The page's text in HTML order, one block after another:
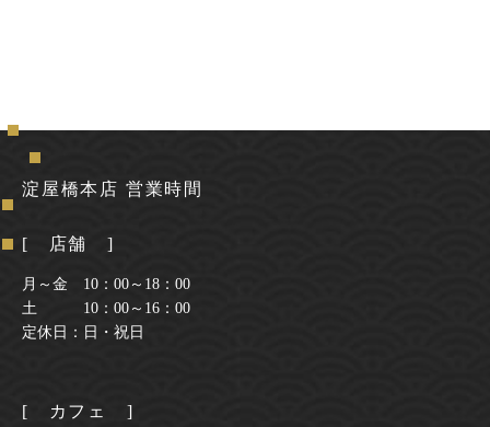
淀屋橋本店 営業時間
[ 店舗 ]
月～金 10：00～18：00
土 10：00～16：00
定休日：日・祝日
[ カフェ ]